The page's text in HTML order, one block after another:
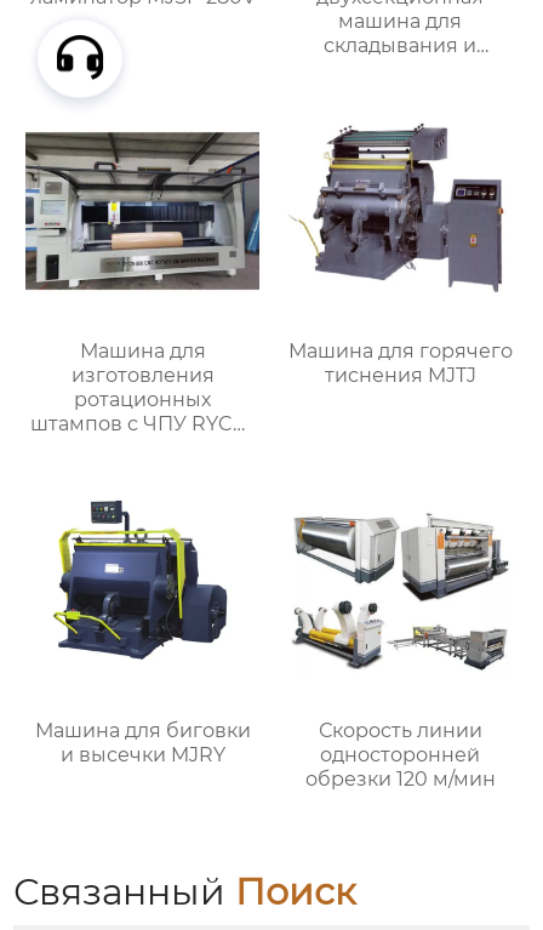
машина для
складывания и
Машина для
изготовления
ротационных
штампов с ЧПУ RYCN-
Машина для горячего
тиснения MJTJ
Машина для биговки
и высечки MJRY
Скорость линии
односторонней
обрезки 120 м/мин
Связанный Поиск